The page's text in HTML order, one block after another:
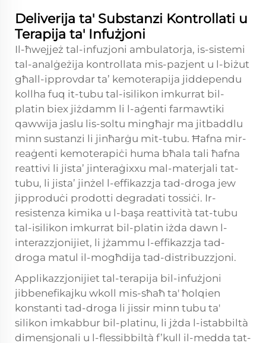
Deliverija ta' Substanzi Kontrollati u
Terapija ta' Infużjoni
Il-ħwejjeż tal-infuzjoni ambulatorja, is-sistemi
tal-analġeżija kontrollata mis-pazjent u l-biżut
għall-ipprovdar ta’ kemoterapija jiddependu
kollha fuq it-tubu tal-isilikon imkurrat bil-
platin biex jiżdamm li l-aġenti farmawtiki
qawwija jaslu lis-soltu mingħajr ma jitbaddlu
minn sustanzi li jinħarġu mit-tubu. Ħafna mir-
reaġenti kemoterapiċi huma bħala tali ħafna
reattivi li jista’ jinteraġixxu mal-materjali tat-
tubu, li jista’ jinżel l-effikazzja tad-droga jew
jipproduċi prodotti degradati tossiċi. Ir-
resistenza kimika u l-başa reattività tat-tubu
tal-isilikon imkurrat bil-platin iżda dawn l-
interazzjonijiet, li jżammu l-effikazzja tad-
droga matul il-mogħdija tad-distribuzzjoni.
Applikazzjonijiet tal-terapija bil-infużjoni
jibbenefikajku wkoll mis-sħaħ ta' ħolqien
konstanti tad-droga li jissir minn tubu ta'
silikon imkabbur bil-platinu, li jżda l-istabbiltà
dimensjonali u l-flessibbiltà f’kull il-medda tat-